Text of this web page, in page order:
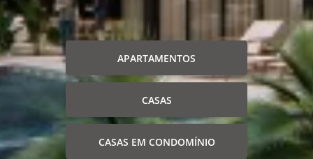
APARTAMENTOS
CASAS
CASAS EM CONDOMÍNIO